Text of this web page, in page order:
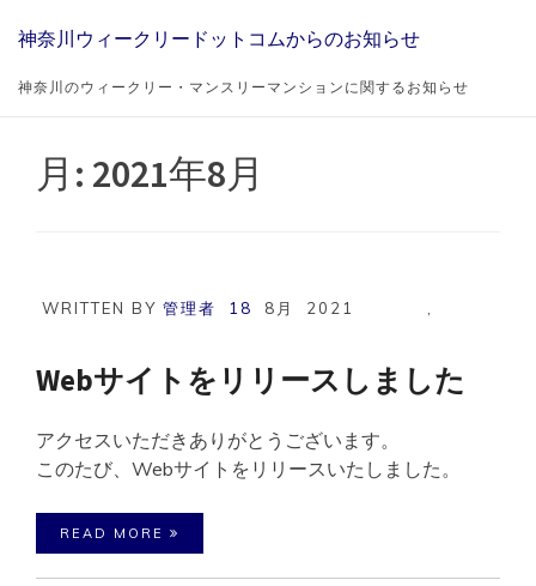
神奈川ウィークリードットコムからのお知らせ
神奈川のウィークリー・マンスリーマンションに関するお知らせ
月: 2021年8月
WRITTEN BY 管理者 18 8月 ,
2021
Webサイトをリリースしました
アクセスいただきありがとうございます。
このたび、Webサイトをリリースいたしました。
READ MORE